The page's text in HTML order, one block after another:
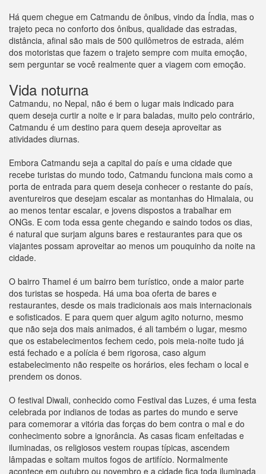
Há quem chegue em Catmandu de ônibus, vindo da Índia, mas o
trajeto peca no conforto dos ônibus, qualidade das estradas,
distância, afinal são mais de 500 quilômetros de estrada, além
dos motoristas que fazem o trajeto sempre com muita emoção,
sem perguntar se você realmente quer a viagem com emoção.
Vida noturna
Catmandu, no Nepal, não é bem o lugar mais indicado para
quem deseja curtir a noite e ir para baladas, muito pelo contrário,
Catmandu é um destino para quem deseja aproveitar as
atividades diurnas.
Embora Catmandu seja a capital do país e uma cidade que
recebe turistas do mundo todo, Catmandu funciona mais como a
porta de entrada para quem deseja conhecer o restante do país,
aventureiros que desejam escalar as montanhas do Himalaia, ou
ao menos tentar escalar, e jovens dispostos a trabalhar em
ONGs. E com toda essa gente chegando e saindo todos os dias,
é natural que surjam alguns bares e restaurantes para que os
viajantes possam aproveitar ao menos um pouquinho da noite na
cidade.
O bairro Thamel é um bairro bem turístico, onde a maior parte
dos turistas se hospeda. Há uma boa oferta de bares e
restaurantes, desde os mais tradicionais aos mais internacionais
e sofisticados. E para quem quer algum agito noturno, mesmo
que não seja dos mais animados, é ali também o lugar, mesmo
que os estabelecimentos fechem cedo, pois meia-noite tudo já
está fechado e a polícia é bem rigorosa, caso algum
estabelecimento não respeite os horários, eles fecham o local e
prendem os donos.
O festival Diwali, conhecido como Festival das Luzes, é uma festa
celebrada por indianos de todas as partes do mundo e serve
para comemorar a vitória das forças do bem contra o mal e do
conhecimento sobre a ignorância. As casas ficam enfeitadas e
iluminadas, os religiosos vestem roupas típicas, ascendem
lâmpadas e soltam muitos fogos de artifício. Normalmente
acontece em outubro ou novembro e a cidade fica toda iluminada